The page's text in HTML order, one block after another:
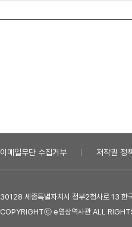
이메일무단 수집거부 저작권 정
30128 세종특별자치시 정부2청사로 13
COPYRIGHTⓒ e영상역사관 ALL